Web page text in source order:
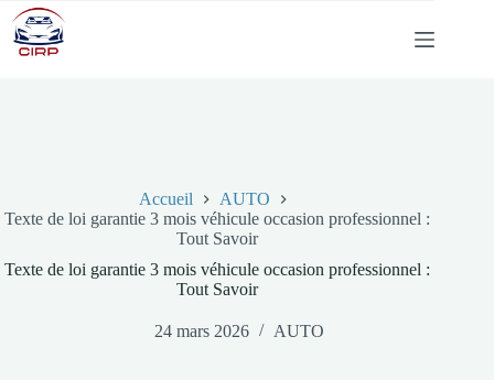
Passer
au
contenu
Accueil
AUTO
Texte de loi garantie 3 mois véhicule occasion professionnel :
Tout Savoir
Texte de loi garantie 3 mois véhicule occasion professionnel :
Tout Savoir
24 mars 2026 AUTO